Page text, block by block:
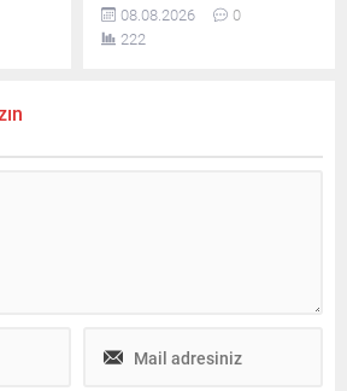
aldığı belirlenen 10 şüpheli
yakalandı. Şüphelilerden 2’si
08.08.2026
0
222